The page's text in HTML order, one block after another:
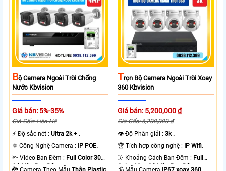
BỘ Camera Ngoài Trời Chống
Nước Kbvision
Giá bán: 5%-35%
Giá Gốc: Liên Hệ
️⚡ Độ sắc nét :Ultra 2k + .
⚛️ Công Nghệ Camera :
IP POE.
🔦 Video Ban Đêm : Full Color 30m
Có Màu Ban Ðêm.
TRọn Bộ Camera Ngoài Trời Xoay
360 Kbvision
Giá bán: 5,200,000 ₫
Giá Gốc: 6,200,000 ₫
👁 Độ Phân giải :3k .
🏆 Tích hợp công nghệ :
IP Wifi.
🌛 Khoảng Cách Ban Đêm : Full
Color 30m Có Màu Ban Ðêm.